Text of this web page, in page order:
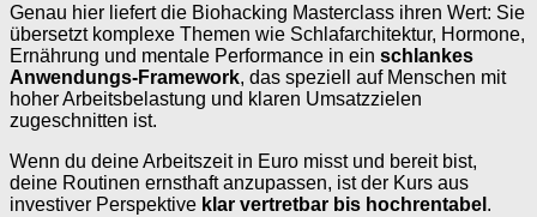
Genau hier liefert die Biohacking Masterclass ihren Wert: Sie
übersetzt komplexe Themen wie Schlafarchitektur, Hormone,
Ernährung und mentale Performance in ein schlankes
Anwendungs-Framework, das speziell auf Menschen mit
hoher Arbeitsbelastung und klaren Umsatzzielen
zugeschnitten ist.
Wenn du deine Arbeitszeit in Euro misst und bereit bist,
deine Routinen ernsthaft anzupassen, ist der Kurs aus
investiver Perspektive klar vertretbar bis hochrentabel .